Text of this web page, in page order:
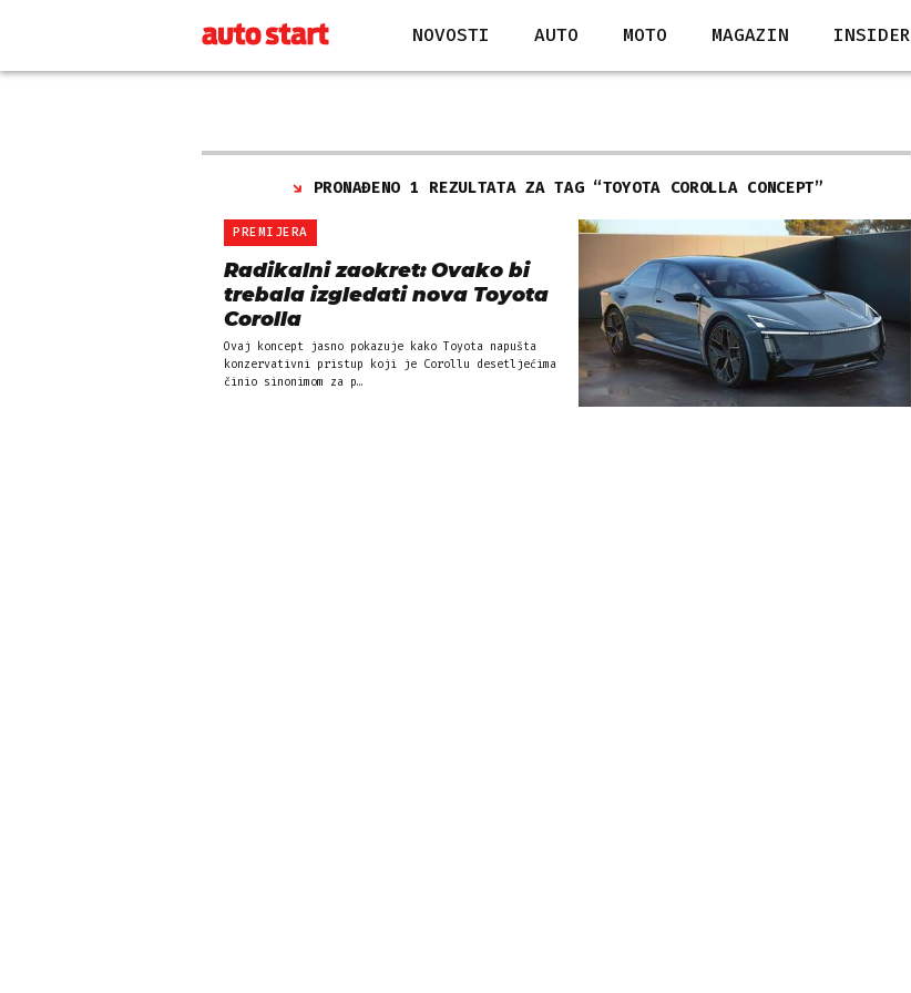
NOVOSTI AUTO MOTO MAGAZIN INSIDER
PRONAĐENO 1 REZULTATA ZA TAG “TOYOTA COROLLA CONCEPT”
PREMIJERA
Radikalni zaokret: Ovako bi
trebala izgledati nova Toyota
Corolla
Ovaj koncept jasno pokazuje kako Toyota napušta
konzervativni pristup koji je Corollu desetljećima
činio sinonimom za p…